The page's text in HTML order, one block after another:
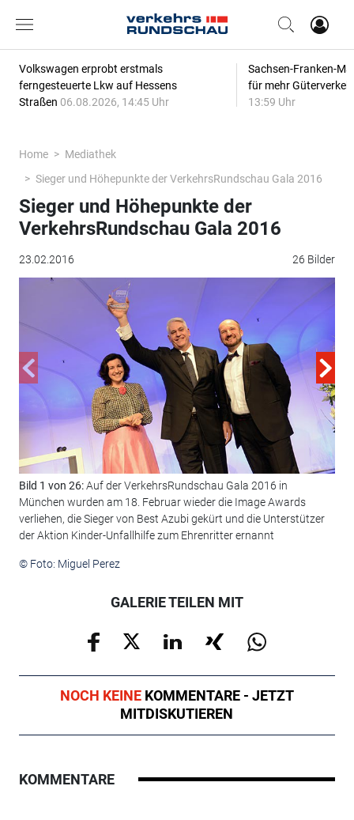
Volkswagen erprobt erstmals
ferngesteuerte Lkw auf Hessens
Straßen 06.08.2026, 14:45 Uhr
Sachsen-Franken-
für mehr
13:59 Uhr
Home
Mediathek
Sieger und Höhepunkte der VerkehrsRundschau Gala 2016
23.02.2016 26 Bilder
Sieger und Höhepunkte der
VerkehrsRundschau Gala 2016
Bild 1 von 26:Auf der VerkehrsRundschau Gala 2016 in
München wurden am 18. Februar wieder die Image Awards
verliehen, die Sieger von Best Azubi gekürt und die Unterstützer
der Aktion Kinder-Unfallhilfe zum Ehrenritter ernannt
© Foto: Miguel Perez
GALERIE TEILEN MIT
NOCH KEINE KOMMENTARE - JETZT
MITDISKUTIEREN
KOMMENTARE